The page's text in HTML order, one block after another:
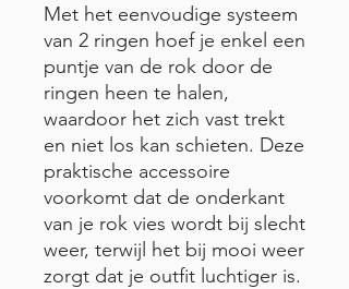
Met het eenvoudige systeem
van 2 ringen hoef je enkel een
puntje van de rok door de
ringen heen te halen,
waardoor het zich vast trekt
en niet los kan schieten. Deze
praktische accessoire
voorkomt dat de onderkant
van je rok vies wordt bij slecht
weer, terwijl het bij mooi weer
zorgt dat je outfit luchtiger is.